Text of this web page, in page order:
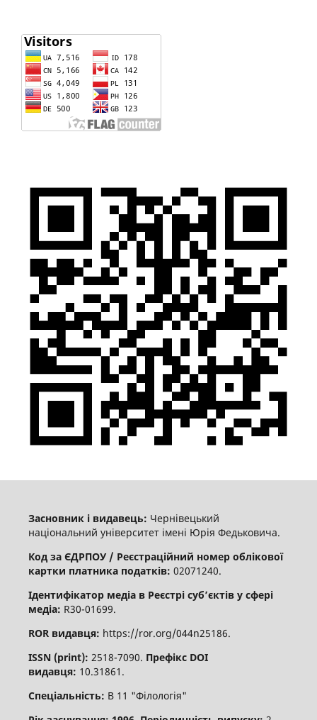
Засновник і видавець: Чернівецький
національний університет імені Юрія Федьковича.
Код за ЄДРПОУ / Реєстраційний номер облікової
картки платника податків: 02071240.
Ідентифікатор медіа в Реєстрі суб’єктів у сфері
медіа: R30-01699.
ROR видавця: https://ror.org/044n25186.
ISSN (print): 2518-7090. Префікс DOI
видавця: 10.31861.
Спеціальність: В 11 "Філологія"